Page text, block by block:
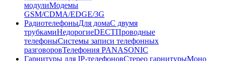
модулиМодемы
GSM/CDMA/EDGE/3G
РадиотелефоныДля домаС двумя
трубкамиНедорогиеDECTПроводные
телефоныСистемы записи телефонных
разговоровТелефония PANASONIC
Гарнитуры для IP-телефоновСтерео гарнитурыМоно